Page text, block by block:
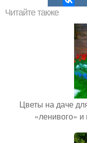
Читайте также
Цветы на даче
«ленивого» и